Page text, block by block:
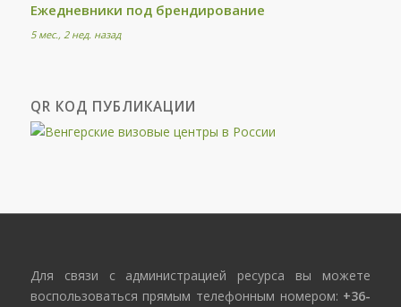
Ежедневники под брендирование
5 мес., 2 нед. назад
QR КОД ПУБЛИКАЦИИ
Для связи с администрацией ресурса вы можете
воспользоваться прямым телефонным номером: +36-